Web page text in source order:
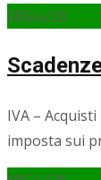
08Giu/26
IVA –
imposta sui